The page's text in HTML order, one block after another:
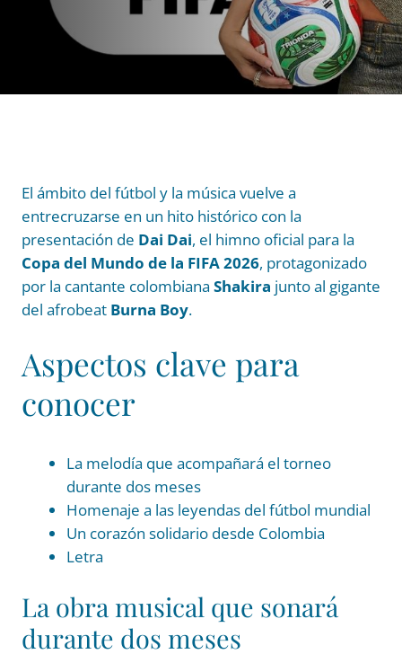
El ámbito del fútbol y la música vuelve a
entrecruzarse en un hito histórico con la
presentación de Dai Dai, el himno oficial para la
Copa del Mundo de la FIFA 2026, protagonizado
por la cantante colombiana Shakira junto al gigante
del afrobeat Burna Boy.
Aspectos clave para
conocer
La melodía que acompañará el torneo
durante dos meses
Homenaje a las leyendas del fútbol mundial
Un corazón solidario desde Colombia
Letra
La obra musical que sonará
durante dos meses